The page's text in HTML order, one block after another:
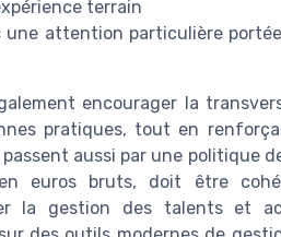
terrain
une attention particulière
encourager la
pratiques, tout en
aussi par une politique
euros bruts, doit être
la gestion des talents et